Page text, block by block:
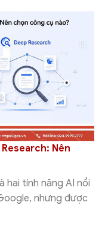
Nên
hai tính năng AI nổi
nhưng được